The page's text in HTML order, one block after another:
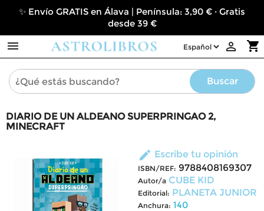
✨ Envío GRATIS en Álava | Península: 3,90 € · Gratis
desde 39 €
 shopping_cart

Buscar
DIARIO DE UN ALDEANO SUPERPRINGAO 2,
MINECRAFT
edit Escribe tu opinión
ISBN/REF: 9788408169307
Autor/a CUBE KID
Editorial: PLANETA JUNIOR
Anchura: 140